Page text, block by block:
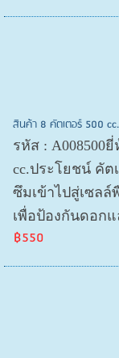
สินค้า 8 คัตเตอร์ 500 cc.
รหัส : A008500
cc.ประโยชน์ คัต
ซึมเข้าไปสู่เซล
เพื่อป้องกันดอกแ
฿550